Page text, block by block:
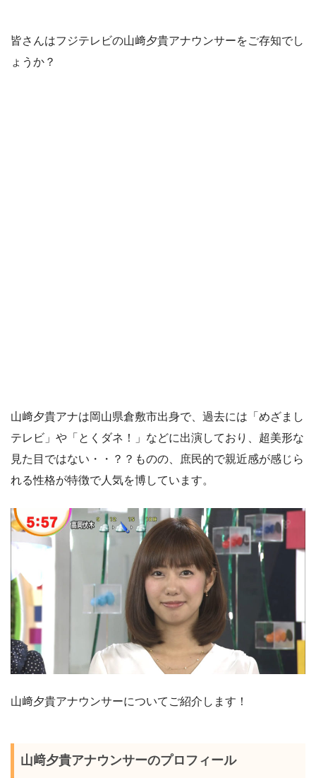
皆さんはフジテレビの山﨑夕貴アナウンサーをご存知でし
ょうか？
山﨑夕貴アナは岡山県倉敷市出身で、過去には「めざまし
テレビ」や「とくダネ！」などに出演しており、超美形な
見た目ではない・・？？ものの、庶民的で親近感が感じら
れる性格が特徴で人気を博しています。
山﨑夕貴アナウンサーについてご紹介します！
山﨑夕貴アナウンサーのプロフィール